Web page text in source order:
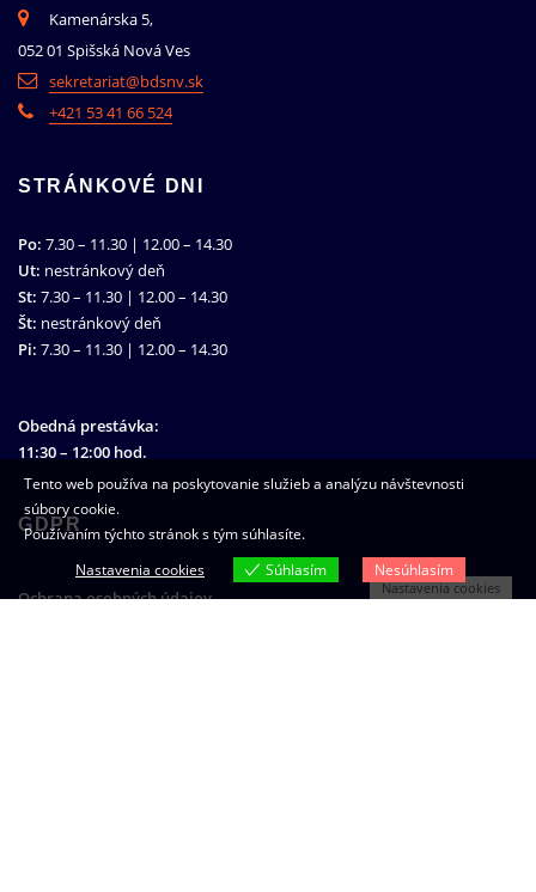
Kamenárska 5,
052 01 Spišská Nová Ves
sekretariat@bdsnv.sk
+421 53 41 66 524
STRÁNKOVÉ DNI
Po: 7.30 – 11.30 | 12.00 – 14.30
Ut: nestránkový deň
St: 7.30 – 11.30 | 12.00 – 14.30
Št: nestránkový deň
Pi: 7.30 – 11.30 | 12.00 – 14.30
Obedná prestávka:
11:30 – 12:00 hod.
GDPR
Ochrana osobných údajov
Tento web používa na poskytovanie služieb a analýzu návštevnosti
súbory cookie.
Používaním týchto stránok s tým súhlasíte.
Nastavenia cookies
Súhlasím Nesúhlasím
Nastavenia cookies